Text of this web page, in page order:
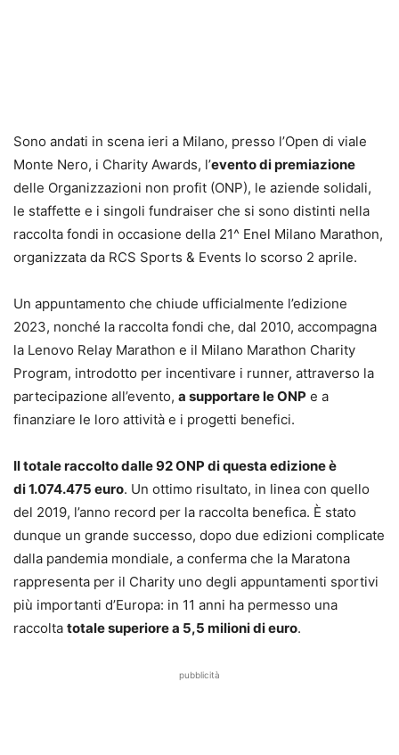
Sono andati in scena ieri a Milano, presso l’Open di viale
Monte Nero, i Charity Awards, l’evento di premiazione
delle Organizzazioni non profit (ONP), le aziende solidali,
le staffette e i singoli fundraiser che si sono distinti nella
raccolta fondi in occasione della 21^ Enel Milano Marathon,
organizzata da RCS Sports & Events lo scorso 2 aprile.
Un appuntamento che chiude ufficialmente l’edizione
2023, nonché la raccolta fondi che, dal 2010, accompagna
la Lenovo Relay Marathon e il Milano Marathon Charity
Program, introdotto per incentivare i runner, attraverso la
partecipazione all’evento, a supportare le ONP e a
finanziare le loro attività e i progetti benefici.
Il totale raccolto dalle 92 ONP di questa edizione è
di 1.074.475 euro. Un ottimo risultato, in linea con quello
del 2019, l’anno record per la raccolta benefica. È stato
dunque un grande successo, dopo due edizioni complicate
dalla pandemia mondiale, a conferma che la Maratona
rappresenta per il Charity uno degli appuntamenti sportivi
più importanti d’Europa: in 11 anni ha permesso una
raccolta totale superiore a 5,5 milioni di euro.
pubblicità